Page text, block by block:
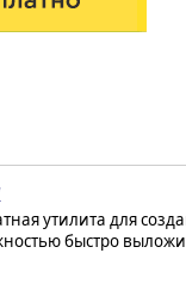
утилита для
быстро